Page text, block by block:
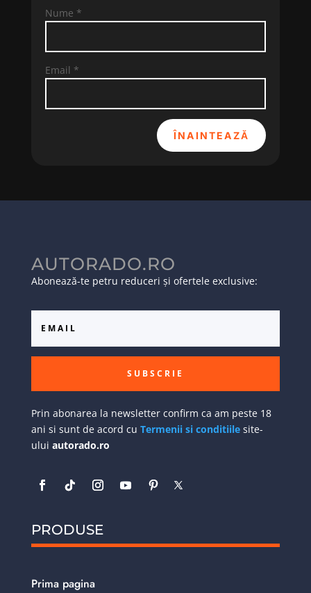
Nume *
Email *
ÎNAINTEAZĂ
AUTORADO.RO
Abonează-te petru reduceri și ofertele exclusive:
SUBSCRIE
Prin abonarea la newsletter confirm ca am peste 18
ani si sunt de acord cu Termenii si conditiilesite-
ului autorado.ro
PRODUSE
Prima pagina